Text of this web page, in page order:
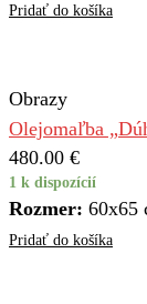
Pridať do košíka
Obrazy
Olejomaľba
480.00 €
1 k dispozícií
Rozmer: 60x65
Pridať do košíka